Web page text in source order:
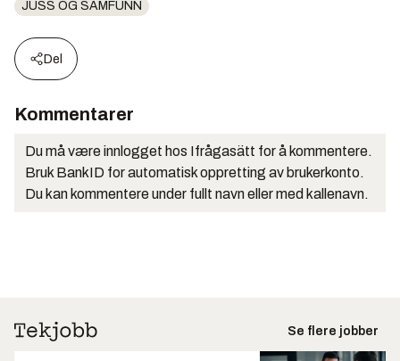
JUSS OG SAMFUNN
Del
Kommentarer
Du må være innlogget hos Ifrågasätt for å kommentere.
Bruk BankID for automatisk oppretting av brukerkonto.
Du kan kommentere under fullt navn eller med kallenavn.
Se flere jobber